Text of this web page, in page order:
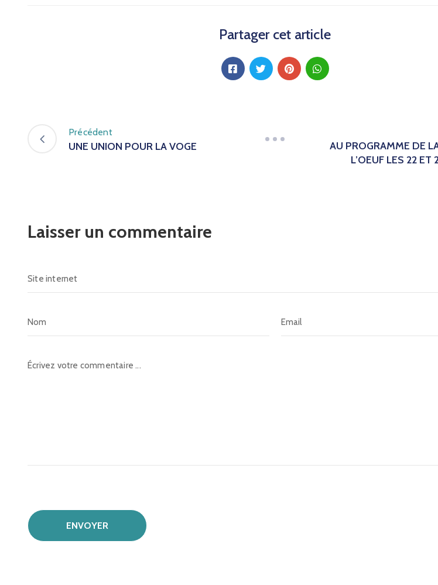
Partager cet article
Précédent
UNE UNION POUR LA VOGE
AU PROGRAMME DE
L’OEUF LES 22 ET
Laisser un commentaire